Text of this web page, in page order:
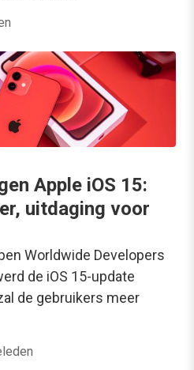
Apple iOS 15:
uitdaging voor
Worldwide Developers
de iOS 15-update
de gebruikers meer